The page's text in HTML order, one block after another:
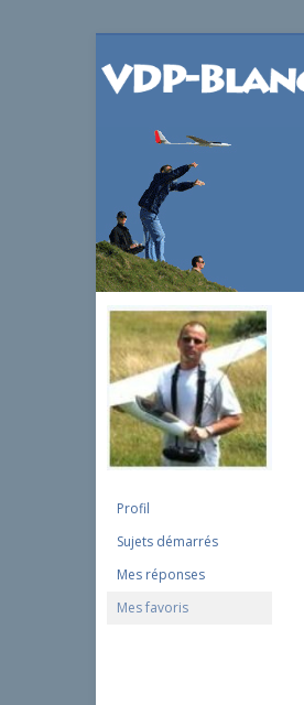
Profil
Sujets démarrés
Mes réponses
Mes favoris